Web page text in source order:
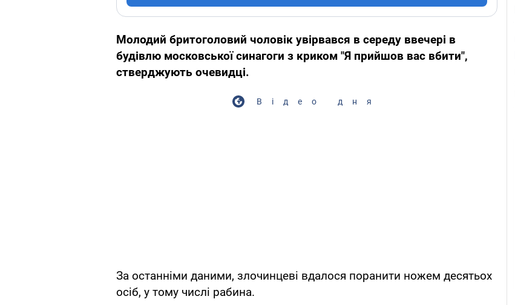
Молодий бритоголовий чоловік увірвався в середу ввечері в
будівлю московської синагоги з криком "Я прийшов вас вбити",
стверджують очевидці.
Відео дня
За останніми даними, злочинцеві вдалося поранити ножем десятьох
осіб, у тому числі рабина.